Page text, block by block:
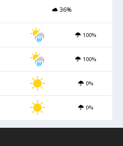
36%
100%
100%
0%
0%